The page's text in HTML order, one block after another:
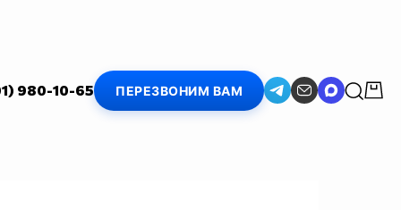
980-10-65 ПЕРЕЗВОНИМ ВАМ